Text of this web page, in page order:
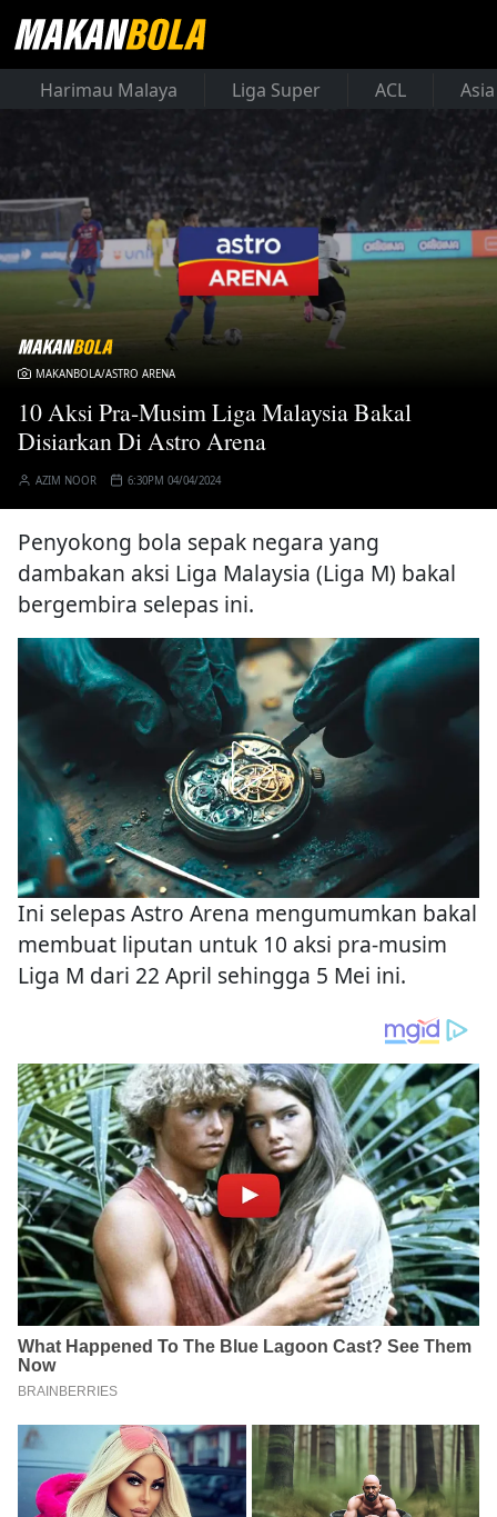
Harimau Malaya Liga Super ACL
MAKANBOLA/ASTRO ARENA
10 Aksi Pra-Musim Liga Malaysia Bakal
Disiarkan Di Astro Arena
AZIM NOOR 6:30PM 04/04/2024
Penyokong bola sepak negara yang
dambakan aksi Liga Malaysia (Liga M) bakal
bergembira selepas ini.
Ini selepas Astro Arena mengumumkan bakal
membuat liputan untuk 10 aksi pra-musim
Liga M dari 22 April sehingga 5 Mei ini.